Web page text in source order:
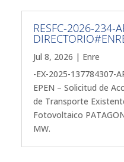
RESFC-2026-234-
Jul 8, 2026 | Enre
-EX-2025-137784307-
EPEN – Solicitud de
de Transporte
Fotovoltaico
MW.